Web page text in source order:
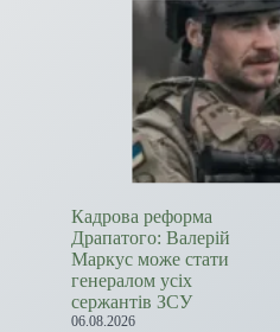
Кадрова реформа
Драпатого: Валерій
Маркус може стати
генералом усіх
сержантів ЗСУ
06.08.2026